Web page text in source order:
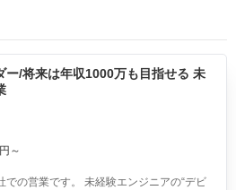
ー/将来は年収1000万も目指せる 未
～
での営業です。 未経験エンジニアの“デビ